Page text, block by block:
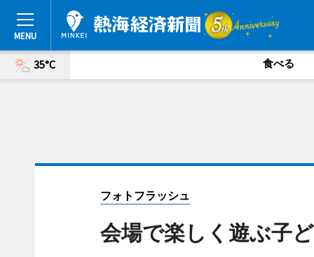
35°C 食べる
フォトフラッシュ
会場で楽しく遊ぶ子